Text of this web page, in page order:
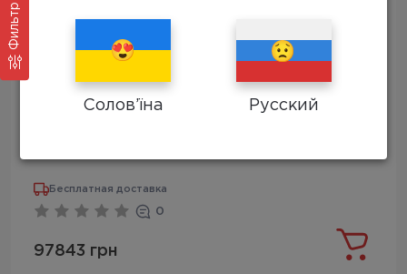
Фильтр
Бесплатная доставка
0
97843 грн
Солов’їна Русский